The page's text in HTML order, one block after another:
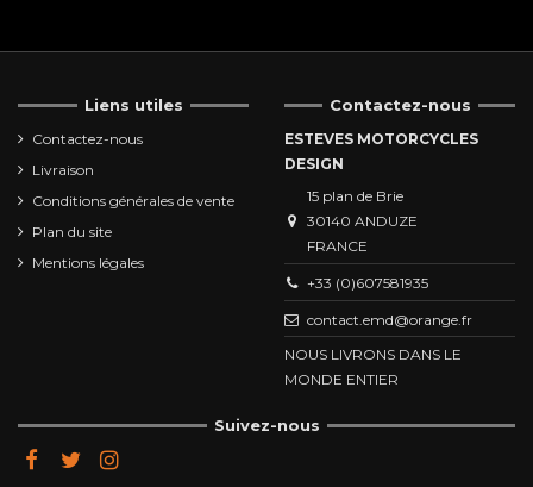
Liens utiles
Contactez-nous
Livraison
Conditions générales de vente
Plan du site
Mentions légales
Contactez-nous
ESTEVES MOTORCYCLES
DESIGN
15 plan de Brie
30140 ANDUZE
FRANCE
+33 (0)607581935
contact.emd@orange.fr
NOUS LIVRONS DANS LE
MONDE ENTIER
Suivez-nous